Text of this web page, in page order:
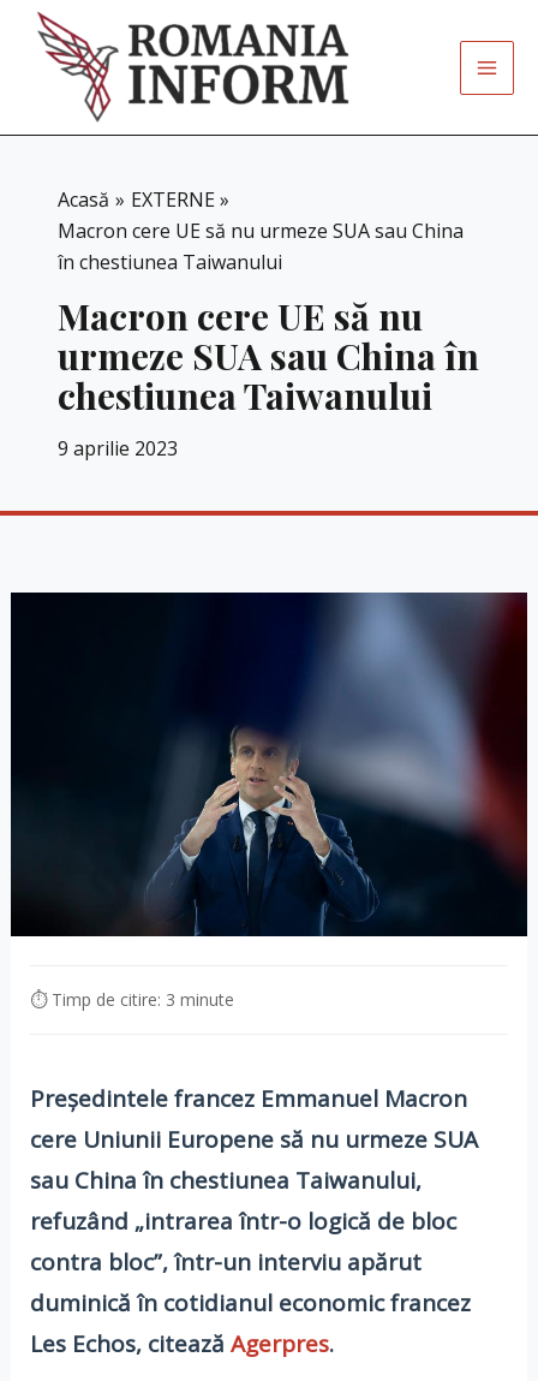
content
Acasă
EXTERNE
Macron cere UE să nu urmeze SUA sau China
în chestiunea Taiwanului
Macron cere UE să nu
urmeze SUA sau China în
chestiunea Taiwanului
9 aprilie 2023
⏱ Timp de citire: 3 minute
Preşedintele francez Emmanuel Macron
cere Uniunii Europene să nu urmeze SUA
sau China în chestiunea Taiwanului,
refuzând „intrarea într-o logică de bloc
contra bloc”, într-un interviu apărut
duminică în cotidianul economic francez
Les Echos, citează Agerpres.